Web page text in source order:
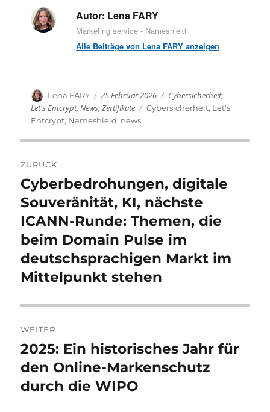
Autor: Lena FARY
Marketing service - Nameshield
Alle Beiträge von Lena FARY anzeigen
Autor
Lena FARY Veröffentlicht
am
25 Februar 2026 Kategorien
Cybersicherheit,
Let's Entcrypt,News,Zertifikate Schlagwörter
Cybersicherheit, Let's
Entcrypt, Nameshield, news
ZURÜCK
Vorheriger
Beitrag:
Cyberbedrohungen, digitale
Souveränität, KI, nächste
ICANN-Runde: Themen, die
beim Domain Pulse im
deutschsprachigen Markt im
Mittelpunkt stehen
WEITER
Nächster
Beitrag:
2025: Ein historisches Jahr für
den Online-Markenschutz
durch die WIPO